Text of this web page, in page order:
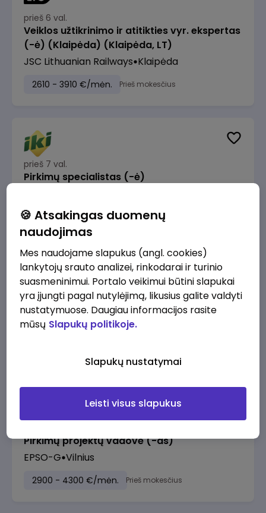
prieš 6 val.
Veiklos užtikrinimo ir atitikties vyr. ekspertas
(-ė) (Klaipėda) (Klaipėda, LT)
JSC Lithuanian Railways Klaipėda
2610 - 3910 €/mėn. Prieš mokesčius
prieš 7 val.
Pirkimų specialistas (-ė)
1600 - 1900 €/mėn. Prieš mokesčius
prieš 8 val.
IT sprendimų architektas (-ė) (Vilnius, LT)
JSC Lithuanian Railways
Pirkimų projektų vadovė (-as)
EPSO-G Vilnius
2900 - 4300 €/mėn. Prieš mokesčius
🍪 Atsakingas duomenų
naudojimas
Mes naudojame slapukus (angl. cookies)
lankytojų srauto analizei, rinkodarai ir turinio
suasmeninimui. Portalo veikimui būtini slapukai
yra įjungti pagal nutylėjimą, likusius galite valdyti
nustatymuose. Daugiau informacijos rasite
mūsų Slapukų politikoje.
Slapukų nustatymai
Leisti visus slapukus